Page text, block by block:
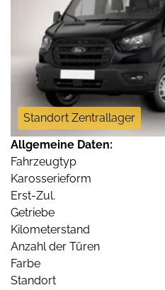
Standort Zentrallager
Allgemeine Daten:
Fahrzeugtyp
Karosserieform
Erst-Zul.
Getriebe
Kilometerstand
Anzahl der Türen
Farbe
Standort